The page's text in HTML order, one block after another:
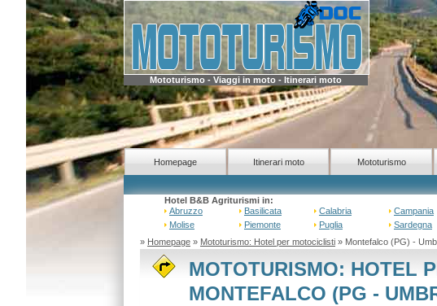
Mototurismo - Viaggi in moto - Itinerari moto
Homepage Itinerari moto Mototurismo
Hotel B&B Agriturismi in:
Abruzzo
Basilicata Calabria Campania
Molise
Piemonte Puglia Sardegna
» Homepage» Mototurismo: Hotel per motociclisti» Montefalco (PG) -
MOTOTURISMO: HOTEL
MONTEFALCO (PG -